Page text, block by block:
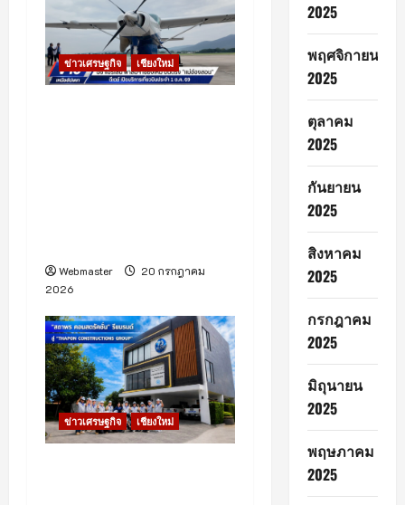
ข่าวเศรษฐกิจ เชียงใหม่
Webmaster
20 กรกฎาคม
2026
ข่าวเศรษฐกิจ เชียงใหม่
2025
พฤศจิกายน
2025
ตุลาคม
2025
กันยายน
2025
สิงหาคม
2025
กรกฎาคม
2025
มิถุนายน
2025
พฤษภาคม
2025